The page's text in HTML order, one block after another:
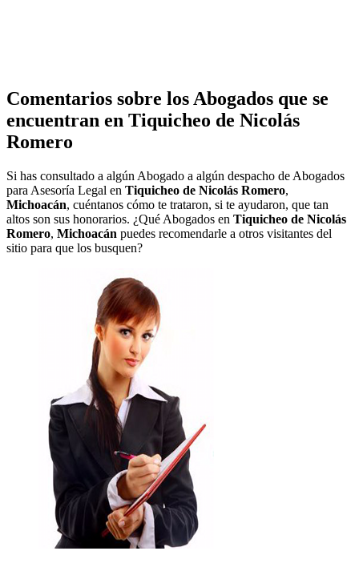
Comentarios sobre los Abogados que se
encuentran en Tiquicheo de Nicolás
Romero
Si has consultado a algún Abogado a algún despacho de Abogados
para Asesoría Legal en Tiquicheo de Nicolás Romero,
Michoacán, cuéntanos cómo te trataron, si te ayudaron, que tan
altos son sus honorarios. ¿Qué Abogados en Tiquicheo de Nicolás
Romero, Michoacán puedes recomendarle a otros visitantes del
sitio para que los busquen?